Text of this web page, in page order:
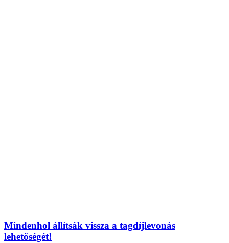
Mindenhol állítsák vissza a tagdíjlevonás
lehetőségét!